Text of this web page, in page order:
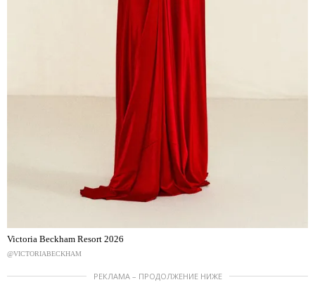
Victoria Beckham Resort 2026
@VICTORIABECKHAM
РЕКЛАМА – ПРОДОЛЖЕНИЕ НИЖЕ